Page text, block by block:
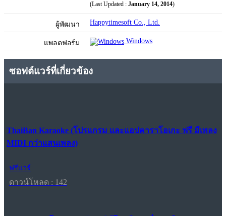
(Last Updated : January 14, 2014)
ผู้พัฒนา Happytimesoft Co., Ltd.
แพลตฟอร์ม Windows
ซอฟต์แวร์ที่เกี่ยวข้อง
ThaiBan Karaoke (โปรแกรม และแอปคาราโอเกะ ฟรี มีเพลง
MIDI กว่าแสนเพลง)
ฟรีแวร์
ดาวน์โหลด : 142